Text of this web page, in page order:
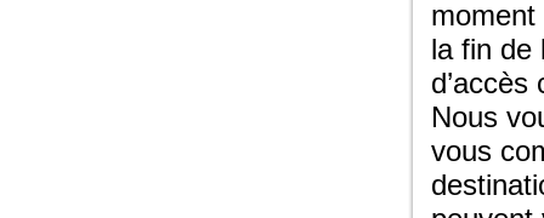
la fin de
d’accès
Nous
vous